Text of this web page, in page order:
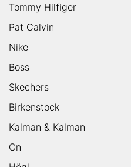
Tommy Hilfiger
Pat Calvin
Nike
Boss
Skechers
Birkenstock
Kalman & Kalman
On